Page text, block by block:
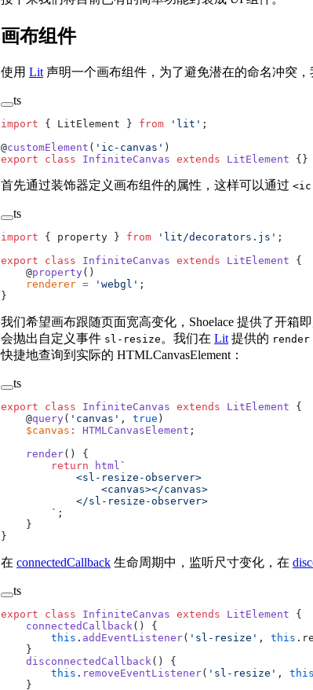
画布组件
使用 Lit 声明一个画布组件，为了避免潜在的命名冲突，
ts
import { LitElement } from 'lit' ;
@customElement ( 'ic-canvas' )
export class InfiniteCanvas extends LitElement {}
首先通过装饰器定义画布组件的属性，这样可以通过
ts
import { property } from 'lit/decorators.js' ;
export class InfiniteCanvas extends LitElement {
    @
property()
    renderer
= 'webgl' ;
}
我们希望画布跟随页面宽高变化，Shoelace 提供了开箱
会抛出自定义事件 sl-resize 。我们在 Lit 提供的 render
快捷地查询到实际的 HTMLCanvasElement：
ts
export class InfiniteCanvas extends LitElement {
    @
query( 'canvas' , true )
    $canvas
: HTMLCanvasElement ;
    render
() {
        return
html `
            <sl-resize-observer>
                <canvas></canvas>
            </sl-resize-observer>
        `
;
    }
}
在 connectedCallback 生命周期中，监听尺寸变化，在
ts
export class InfiniteCanvas extends LitElement {
    connectedCallback
() {
        this
. addEventListener( 'sl-resize' , this
    }
    disconnectedCallback
() {
        this
. removeEventListener( 'sl-resize' , this
    }